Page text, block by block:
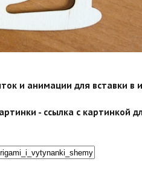
и анимации для вставки в
- ссылка с картинкой